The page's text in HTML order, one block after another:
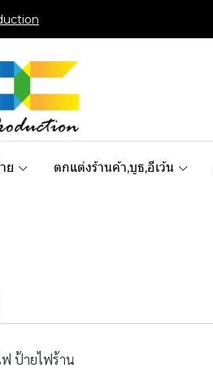
ย ตกแต่งร้านค้า,บูธ,อีเว้น
ป้ายไฟร้าน